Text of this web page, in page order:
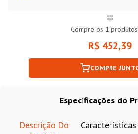
Compre os 1
R$ 452,39
COMPRE
Especificações do
Descrição Do
Características